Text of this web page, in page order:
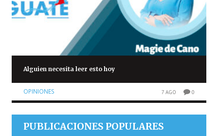
Alguien necesita leer esto hoy
OPINIONES 7 AGO 0
PUBLICACIONES POPULARES